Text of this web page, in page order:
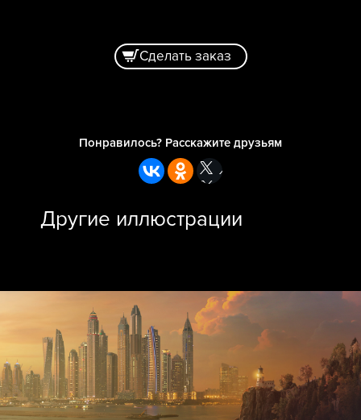
Сделать заказ
Понравилось? Расскажите друзьям
Другие иллюстрации